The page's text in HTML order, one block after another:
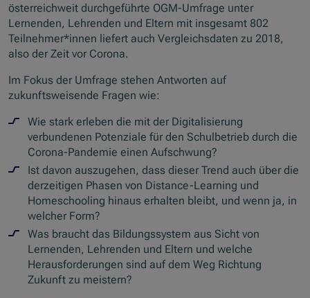
österreichweit durchgeführte OGM-Umfrage unter
Lernenden, Lehrenden und Eltern mit insgesamt 802
Teilnehmer*innen liefert auch Vergleichsdaten zu 2018,
also der Zeit vor Corona.
Im Fokus der Umfrage stehen Antworten auf
zukunftsweisende Fragen wie:
Wie stark erleben die mit der Digitalisierung
verbundenen Potenziale für den Schulbetrieb durch die
Corona-Pandemie einen Aufschwung?
Ist davon auszugehen, dass dieser Trend auch über die
derzeitigen Phasen von Distance-Learning und
Homeschooling hinaus erhalten bleibt, und wenn ja, in
welcher Form?
Was braucht das Bildungssystem aus Sicht von
Lernenden, Lehrenden und Eltern und welche
Herausforderungen sind auf dem Weg Richtung
Zukunft zu meistern?